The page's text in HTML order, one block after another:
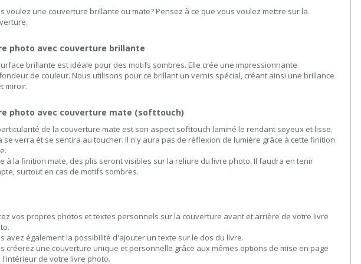
voulez une couverture brillante ou mate? Pensez à ce que vous voulez mettre sur la
photo avec couverture brillante
brillante est idéale pour des motifs sombres. Elle crée une impressionnante
de couleur. Nous utilisons pour ce brillant un vernis spécial, créant ainsi une brillance
miroir.
photo avec couverture mate (softtouch)
de la couverture mate est son aspect softtouch laminé le rendant soyeux et lisse.
se verra ét se sentira au toucher. Il n'y aura pas de réflexion de lumière grâce à cette finition
à la finition mate, des plis seront visibles sur la reliure du livre photo. Il faudra en tenir
surtout en cas de motifs sombres.
vos propres photos et textes personnels sur la couverture avant et arrière de votre livre
avez également la possibilité d'ajouter un texte sur le dos du livre.
créerez une couverture unique et personnelle grâce aux mêmes options de mise en page
l'intérieur de votre livre photo.